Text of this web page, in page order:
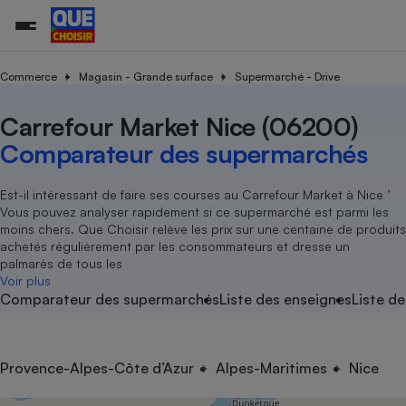
Commerce Magasin - Grande surface Supermarché - Drive
Carrefour Market Nice (06200)
Comparateur des supermarchés
Est-il intéressant de faire ses courses au Carrefour Market à Nice ’
Vous pouvez analyser rapidement si ce supermarché est parmi les
moins chers. Que Choisir relève les prix sur une centaine de produits
achetés régulièrement par les consommateurs et dresse un
palmarès de tous les
Voir plus
Comparateur des supermarchésListe des enseignesListe
Provence-Alpes-Côte d’Azur Alpes-Maritimes Nice
Additifs
Nutrition
Assurance auto
Magasin - Grande surface
Méthode de vente -
Organismes de défense
Système judiciairegratuit
Déchet
Achat - Vente - Travaux
Location
Sport
électrique
Démarche administrative
Senior
Service marchand
Train
Transport aérien
Toutes les actualités
Enquêtes
Guides d'achat
Conseils
Brèves
Tous les services
Soumettre un litige
Lettres types
Rencontrer une association locale
Tous nos combats
Nos actions
Nos grandes victoires
Les billets de la présidente
Nos associations locales
Nous rejoindre
En savoir plus sur Que Choisir Ensemble
nous ?
L’association
Nos missions
Notre méthodologie
Notre financement
Nos partenaires
Nous rejoindre